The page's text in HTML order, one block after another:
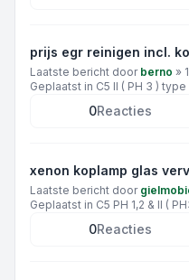
prijs egr reinigen incl.
Laatste bericht door berno »
Geplaatst in C5 II ( PH 3 ) type
0Reacties
xenon koplamp glas
Laatste bericht door
Geplaatst in C5 PH 1,2 & II (
0Reacties